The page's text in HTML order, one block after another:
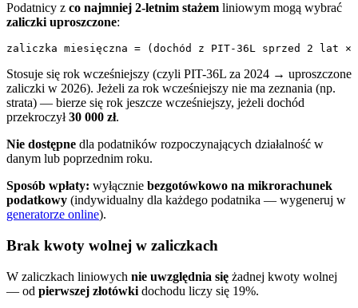
Podatnicy z co najmniej 2-letnim stażem liniowym mogą wybrać
zaliczki uproszczone:
Stosuje się rok wcześniejszy (czyli PIT-36L za 2024 → uproszczone
zaliczki w 2026). Jeżeli za rok wcześniejszy nie ma zeznania (np.
strata) — bierze się rok jeszcze wcześniejszy, jeżeli dochód
przekroczył30 000 zł.
Nie dostępne dla podatników rozpoczynających działalność w
danym lub poprzednim roku.
Sposób wpłaty: wyłącznie bezgotówkowo na mikrorachunek
podatkowy (indywidualny dla każdego podatnika — wygeneruj w
generatorze online).
Brak kwoty wolnej w zaliczkach
W zaliczkach liniowych nie uwzględnia się żadnej kwoty wolnej
— od pierwszej złotówki dochodu liczy się 19%.